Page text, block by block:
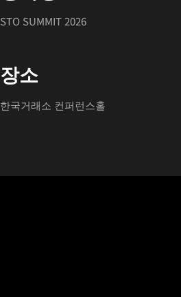
STO SUMMIT 2026
장소
한국거래소 컨퍼런스홀